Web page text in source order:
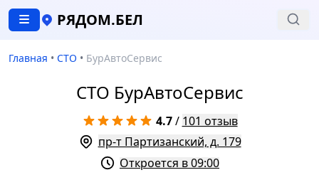
РЯДОМ.БЕЛ
Главная • СТО • БурАвтоСервис
СТО БурАвтоСервис
4.7/ 101 отзыв
пр-т Партизанский, д. 179
Откроется в 09:00